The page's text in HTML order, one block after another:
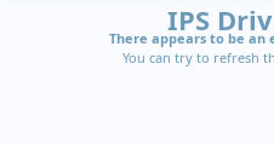
IPS
There appears to be
You can try to refresh